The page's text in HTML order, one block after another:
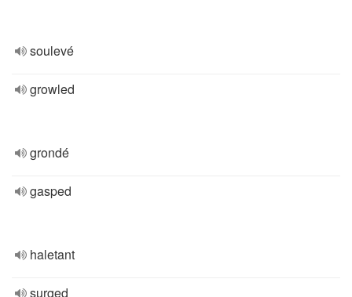
soulevé
growled
grondé
gasped
haletant
surged